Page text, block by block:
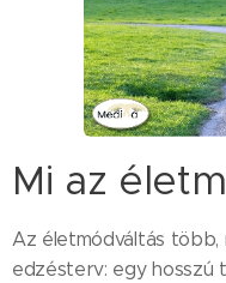
Mi az
Az életmódváltás több,
edzésterv: egy hosszú